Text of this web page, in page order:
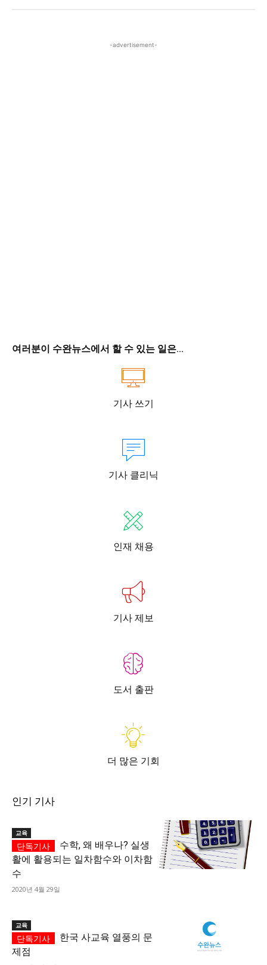
-advertisement-
여러분이 수완뉴스에서 할 수 있는 일은...
기사 쓰기
기사 클리닉
인재 채용
기사 제보
도서 출판
더 많은 기회
인기 기사
교육
수학, 왜 배우나? 실생
활에 활용되는 일차함수와 이차함
수
2020년 4월 29일
교육
한국 사교육 열풍의 문
제점